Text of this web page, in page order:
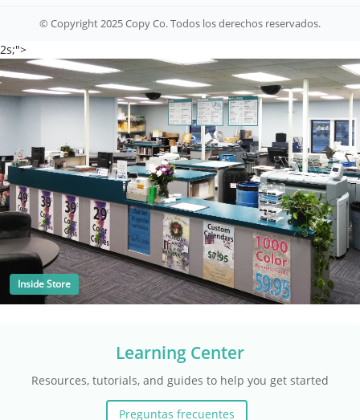
© Copyright 2025 Copy Co. Todos los derechos reservados.
2s;">
Inside Store
Learning Center
Resources, tutorials, and guides to help you get started
Preguntas frecuentes